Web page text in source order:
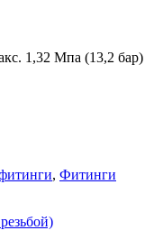
1,32 Мпа (13,2 бар)
, Фитинги